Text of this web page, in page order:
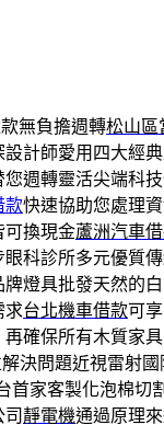
無負擔週轉松山區
計師愛用四大經
您週轉靈活尖端科
款快速協助您處理
可換現金蘆洲汽車
科診所多元優質
牌燈具批發天然的
求台北機車借款可
確保所有木質家
決問題近視雷射
首家客製化泡棉切
靜電機通過原理